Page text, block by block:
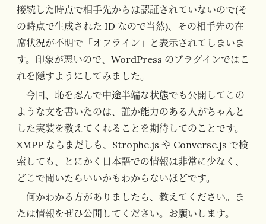
接続した時点で相手先からは認証されていないので(そ
の時点で生成された ID なので当然)、その相手先の在
席状況が不明で「オフライン」と表示されてしまいま
す。印象が悪いので、WordPress のプラグインではこ
れを隠すようにしてみました。
今回、恥を忍んで中途半端な状態でも公開してこの
ような文を書いたのは、誰か能力のある人がちゃんと
した実装を教えてくれることを期待してのことです。
XMPP ならまだしも、Strophe.js や Converse.js で検
索しても、とにかく日本語での情報は非常に少なく、
どこで聞いたらいいかもわからないほどです。
何かわかる方がありましたら、教えてください。ま
たは情報をぜひ公開してください。お願いします。